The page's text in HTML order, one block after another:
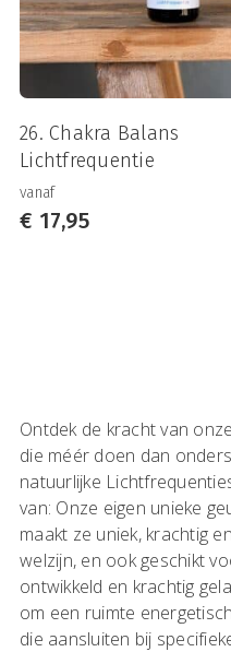
26. Chakra Balans
Lichtfrequentie
vanaf
€ 17,95
Ontdek de kracht van
die méér doen dan
natuurlijke
van: Onze eigen unieke
maakt ze uniek, krachtig
welzijn, en ook geschikt
ontwikkeld en krachtig
om een ruimte
die aansluiten bij